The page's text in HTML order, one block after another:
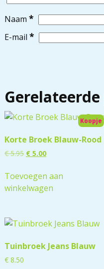
Naam *
E-mail *
Koopje
Korte Broek Blauw-Rood
€5.95 €5.00
Toevoegen aan
winkelwagen
Tuinbroek Jeans Blauw
€8.50